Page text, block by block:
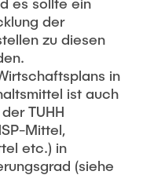
der
zu diesen
in
ist auch
TUHH
Mittel,
etc.) in
(siehe